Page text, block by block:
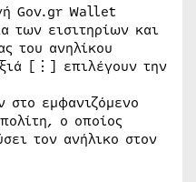
Gov.gr Wallet
των εισιτηρίων και
του ανηλίκου
[⋮] επιλέγουν την
στο εμφανιζόμενο
ο οποίος
τον ανήλικο στον